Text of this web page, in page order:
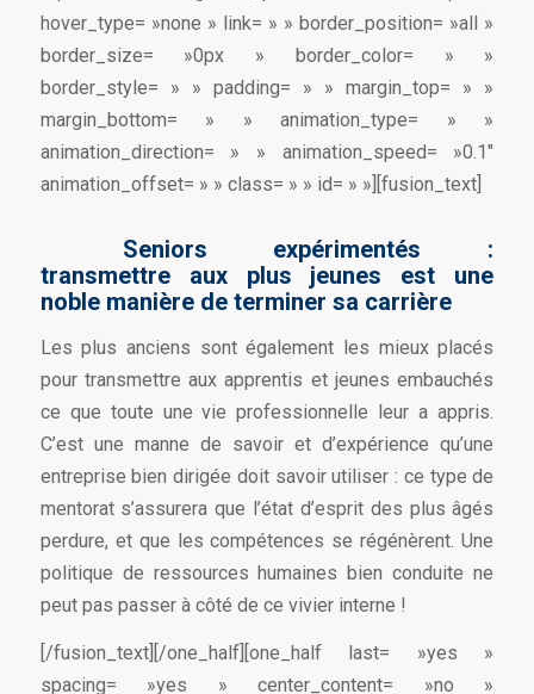
hover_type= »none » link= » » border_position= »all »
border_size= »0px » border_color= » »
border_style= » » padding= » » margin_top= » »
margin_bottom= » » animation_type= » »
animation_direction= » » animation_speed= »0.1″
animation_offset= » » class= » » id= » »][fusion_text]
Seniors expérimentés :
transmettre aux plus jeunes est une
noble manière de terminer sa carrière
Les plus anciens sont également les mieux placés
pour transmettre aux apprentis et jeunes embauchés
ce que toute une vie professionnelle leur a appris.
C’est une manne de savoir et d’expérience qu’une
entreprise bien dirigée doit savoir utiliser : ce type de
mentorat s’assurera que l’état d’esprit des plus âgés
perdure, et que les compétences se régénèrent. Une
politique de ressources humaines bien conduite ne
peut pas passer à côté de ce vivier interne !
[/fusion_text][/one_half][one_half last= »yes »
spacing= »yes » center_content= »no »